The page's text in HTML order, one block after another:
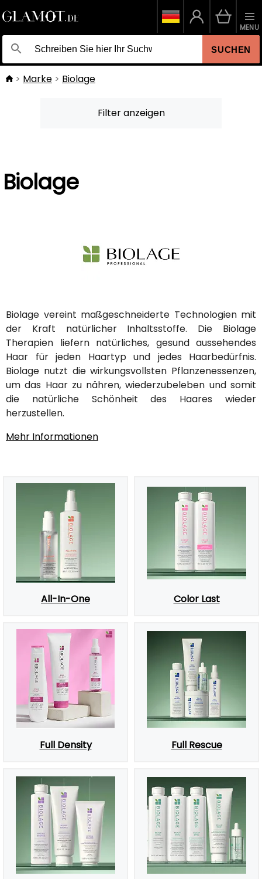
SUCHEN
MENU
Marke Biolage
Filter anzeigen
Biolage
Biolage vereint maßgeschneiderte Technologien mit
der Kraft natürlicher Inhaltsstoffe. Die Biolage
Therapien liefern natürliches, gesund aussehendes
Haar für jeden Haartyp und jedes Haarbedürfnis.
Biolage nutzt die wirkungsvollsten Pflanzenessenzen,
um das Haar zu nähren, wiederzubeleben und somit
die natürliche Schönheit des Haares wieder
herzustellen.
Mehr Informationen
All-In-One Color Last
Full Density Full Rescue